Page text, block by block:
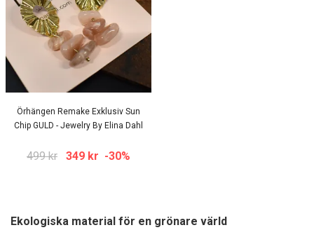
Örhängen Remake Exklusiv Sun
Chip GULD - Jewelry By Elina Dahl
499 kr 349 kr -30%
Ekologiska material för en grönare värld